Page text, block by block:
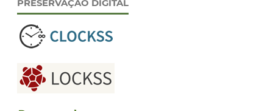
PRESERVAÇÃO DIGITAL